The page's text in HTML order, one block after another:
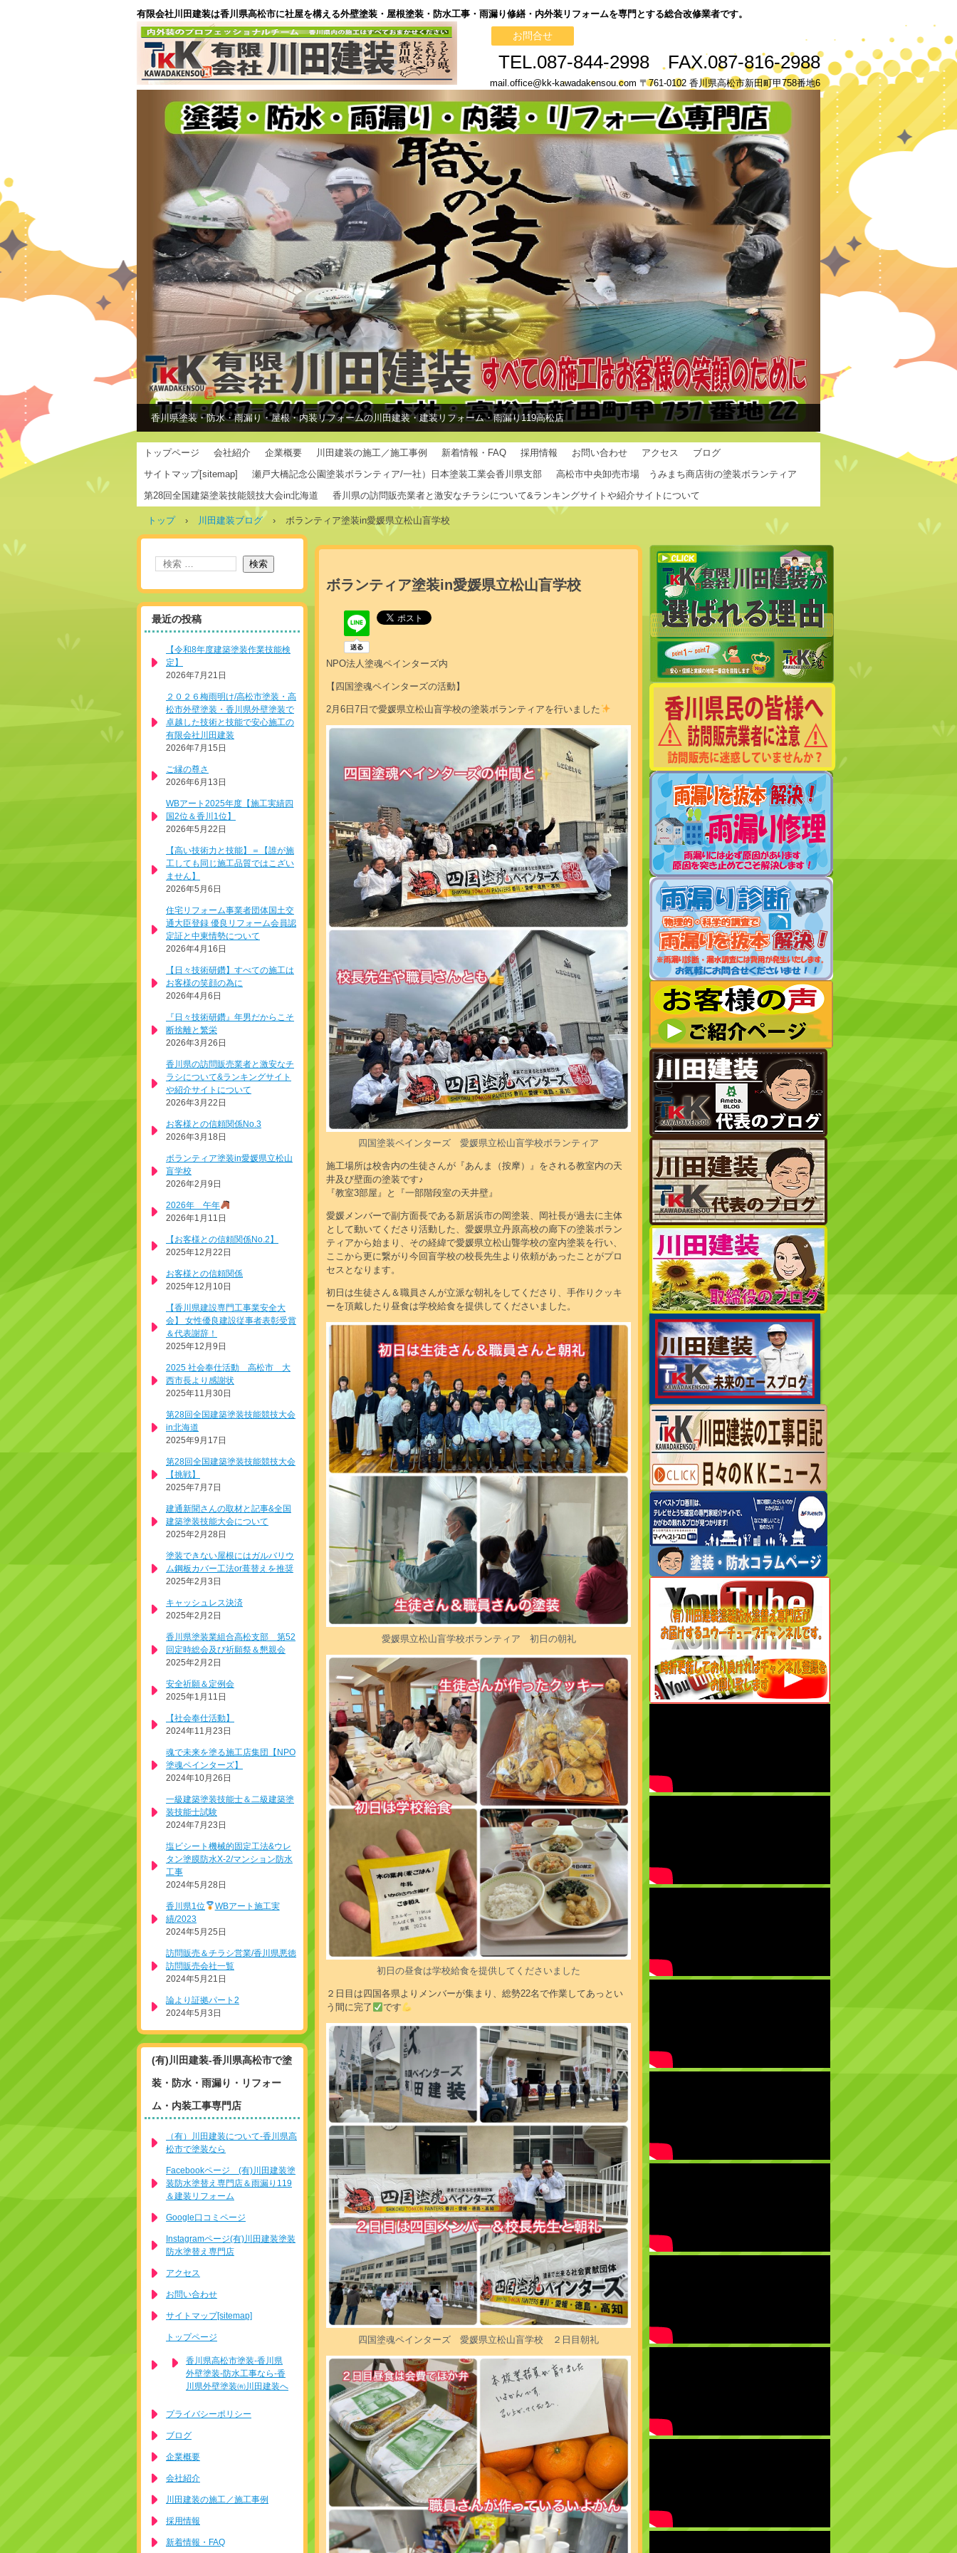
有限会社川田建装は香川県高松市に社屋を構える外壁塗装・屋根塗装・防水工事・雨漏り修繕・内外装リフォームを専門とする総合改修業者です。
お問合せ
TEL.087-844-2998 FAX.087-816-2988
mail.office@kk-kawadakensou.com 〒761-0102 香川県高松市新田町甲758番地6
香川県塗装・防水・雨漏り・屋根・内装リフォームの川田建装・建装リフォーム・雨漏り119高松店
トップページ 会社紹介 企業概要 川田建装の施工／施工事例 新着情報・FAQ 採用情報 お問い合わせ アクセス
ブログ
サイトマップ[sitemap]
瀬戸大橋記念公園塗装ボランティア/一社）日本塗装工業会香川県支部
高松市中央卸売市場 うみまち商店街の塗装ボランティア
第28回全国建築塗装技能競技大会in北海道
香川県の訪問販売業者と激安なチラシについて&ランキングサイトや紹介サイトについて
トップ › 川田建装ブログ › ボランティア塗装in愛媛県立松山盲学校
ボランティア塗装in愛媛県立松山盲学校
NPO法人塗魂ペインターズ内
【四国塗魂ペインターズの活動】
2月6日7日で愛媛県立松山盲学校の塗装ボランティアを行いました
四国塗装ペインターズ 愛媛県立松山盲学校ボランティア
施工場所は校舎内の生徒さんが『あんま（按摩）』をされる教室内の天
井及び壁面の塗装です♪
『教室3部屋』と『一部階段室の天井壁』
愛媛メンバーで副方面長である新居浜市の岡塗装、岡社長が過去に主体
として動いてくださり活動した、愛媛県立丹原高校の廊下の塗装ボラン
ティアから始まり、その経緯で愛媛県立松山聾学校の室内塗装を行い、
ここから更に繋がり今回盲学校の校長先生より依頼があったことがプロ
セスとなります。
初日は生徒さん＆職員さんが立派な朝礼をしてくださり、手作りクッキ
ーを頂戴したり昼食は学校給食を提供してくださいました。
愛媛県立松山盲学校ボランティア 初日の朝礼
初日の昼食は学校給食を提供してくださいました
２日目は四国各県よりメンバーが集まり、総勢22名で作業してあっとい
う間に完了
です
四国塗魂ペインターズ 愛媛県立松山盲学校 ２日目朝礼
最近の投稿
【令和8年度建築塗装作業技能検
定】
2026年7月21日
２０２６梅雨明け/高松市塗装・高
松市外壁塗装・香川県外壁塗装で
卓越した技術と技能で安心施工の
有限会社川田建装
2026年7月15日
ご縁の尊さ
2026年6月13日
WBアート2025年度【施工実績四
国2位＆香川1位】
2026年5月22日
【高い技術力と技能】＝【誰が施
工しても同じ施工品質ではこざい
ません】
2026年5月6日
住宅リフォーム事業者団体国土交
通大臣登録 優良リフォーム会員認
定証と中東情勢について
2026年4月16日
【日々技術研鑽】すべての施工は
お客様の笑顔の為に
2026年4月6日
『日々技術研鑽』年男だからこそ
断捨離と繁栄
2026年3月26日
香川県の訪問販売業者と激安なチ
ラシについて&ランキングサイト
や紹介サイトについて
2026年3月22日
お客様との信頼関係No.3
2026年3月18日
ボランティア塗装in愛媛県立松山
盲学校
2026年2月9日
2026年 午年
2026年1月11日
【お客様との信頼関係No.2】
2025年12月22日
お客様との信頼関係
2025年12月10日
【香川県建設専門工事業安全大
会】 女性優良建設従事者表彰受賞
＆代表謝辞！
2025年12月9日
2025 社会奉仕活動 高松市 大
西市長より感謝状
2025年11月30日
第28回全国建築塗装技能競技大会
in北海道
2025年9月17日
第28回全国建築塗装技能競技大会
【挑戦】
2025年7月7日
建通新聞さんの取材と記事&全国
建築塗装技能大会について
2025年2月28日
塗装できない屋根にはガルバリウ
ム鋼板カバー工法or葺替えを推奨
2025年2月3日
キャッシュレス決済
2025年2月2日
香川県塗装業組合高松支部 第52
回定時総会及び祈願祭＆懇親会
2025年2月2日
安全祈願＆定例会
2025年1月11日
【社会奉仕活動】
2024年11月23日
魂で未来を塗る施工店集団【NPO
塗魂ペインターズ】
2024年10月26日
一級建築塗装技能士＆二級建築塗
装技能士試験
2024年7月23日
塩ビシート機械的固定工法&ウレ
タン塗膜防水X-2/マンション防水
工事
2024年5月28日
香川県1位
WBアート施工実
績/2023
2024年5月25日
訪問販売＆チラシ営業/香川県悪徳
訪問販売会社一覧
2024年5月21日
論より証拠パート2
2024年5月3日
(有)川田建装-香川県高松市で塗
装・防水・雨漏り・リフォー
ム・内装工事専門店
（有）川田建装について-香川県高
松市で塗装なら
Facebookページ (有)川田建装塗
装防水塗替え専門店＆雨漏り119
＆建装リフォーム
Google口コミページ
Instagramページ(有)川田建装塗装
防水塗替え専門店
アクセス
お問い合わせ
サイトマップ[sitemap]
トップページ
香川県高松市塗装-香川県
外壁塗装-防水工事なら-香
川県外壁塗装㈲川田建装へ
プライバシーポリシー
ブログ
企業概要
会社紹介
川田建装の施工／施工事例
採用情報
新着情報・FAQ